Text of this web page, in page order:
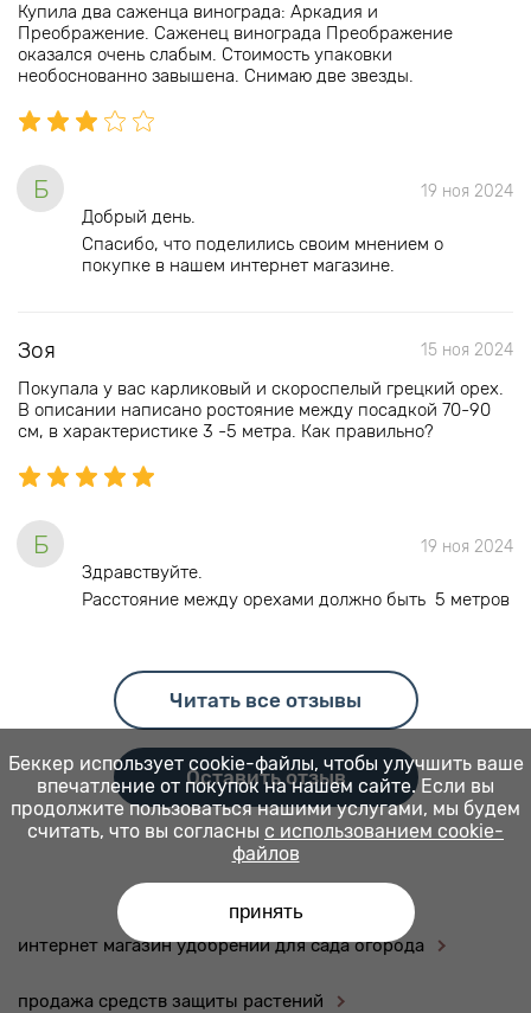
Купила два саженца винограда: Аркадия и
Преображение. Саженец винограда Преображение
оказался очень слабым. Стоимость упаковки
необоснованно завышена. Снимаю две звезды.
Б 19 ноя 2024
Добрый день.
Спасибо, что поделились своим мнением о
покупке в нашем интернет магазине.
Зоя 15 ноя 2024
Покупала у вас карликовый и скороспелый грецкий орех.
В описании написано ростояние между посадкой 70-90
см, в характеристике 3 -5 метра. Как правильно?
Б 19 ноя 2024
Здравствуйте.
Расстояние между орехами должно быть 5 метров
Читать все отзывы
Оставить отзыв
интернет магазин удобрений для сада огорода
продажа средств защиты растений
Беккер использует cookie-файлы, чтобы улучшить ваше
впечатление от покупок на нашем сайте. Если вы
продолжите пользоваться нашими услугами, мы будем
считать, что вы согласны с использованием cookie-
файлов
принять